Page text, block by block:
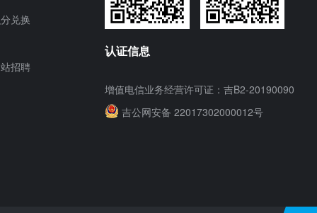
兑换
招聘
认证信息
增值电信业务经营许可证：吉B2-20190090
吉公网安备 22017302000012号